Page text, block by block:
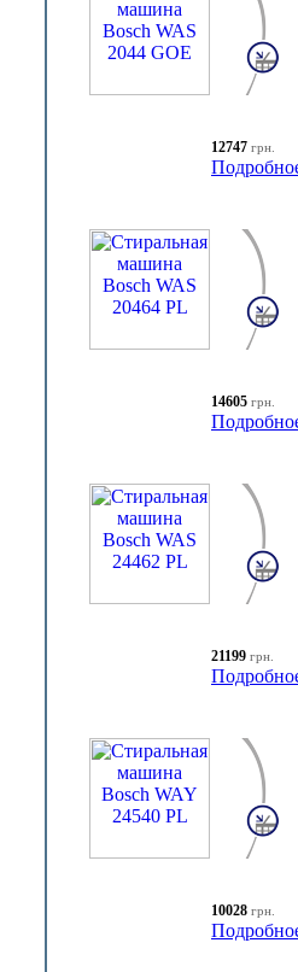
12747 грн.
14605 грн.
21199 грн.
10028 грн.